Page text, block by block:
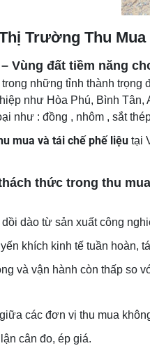
Trường Thu
Vùng đất tiềm năng
những tỉnh thành
như Hòa Phú, Bình
như : đồng , nhôm , sắt
mua và tái chế phế liệu tại
thức trong thu
dào từ sản xuất công
khích kinh tế tuần hoàn,
và vận hành còn thấp so
các đơn vị thu mua
cân đo, ép giá.